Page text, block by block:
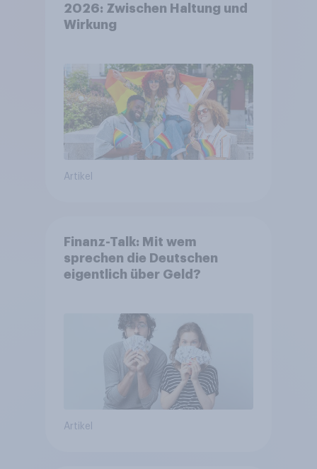
2026: Zwischen Haltung und
Wirkung
Artikel
Finanz-Talk: Mit wem
sprechen die Deutschen
eigentlich über Geld?
Artikel